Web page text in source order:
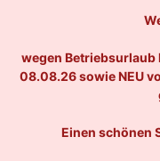
wegen Betriebsurlaub
08.08.26 sowie NEU
Einen schönen